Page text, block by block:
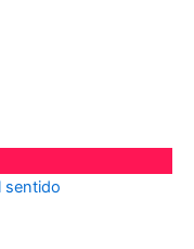
sentido